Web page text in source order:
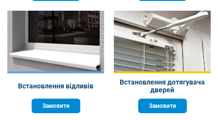
Встановлення відливів
Замовити
Встановлення дотягувача
дверей
Замовити